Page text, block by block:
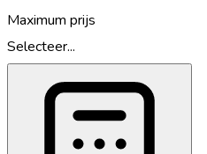
Maximum prijs
Selecteer...